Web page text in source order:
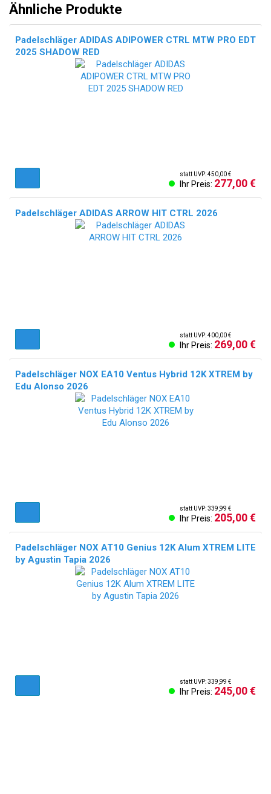
Ähnliche Produkte
Padelschläger ADIDAS ADIPOWER CTRL MTW PRO EDT
2025 SHADOW RED
statt UVP: 450,00 €
Ihr Preis: 277,00 €
Padelschläger ADIDAS ARROW HIT CTRL 2026
statt UVP: 400,00 €
Ihr Preis: 269,00 €
Padelschläger NOX EA10 Ventus Hybrid 12K XTREM by
Edu Alonso 2026
statt UVP: 339,99 €
Ihr Preis: 205,00 €
Padelschläger NOX AT10 Genius 12K Alum XTREM LITE
by Agustin Tapia 2026
statt UVP: 339,99 €
Ihr Preis: 245,00 €